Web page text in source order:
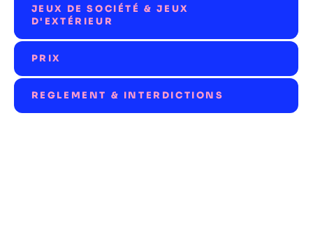
JEUX DE SOCIÉTÉ & JEUX
D'EXTÉRIEUR
PRIX
REGLEMENT & INTERDICTIONS